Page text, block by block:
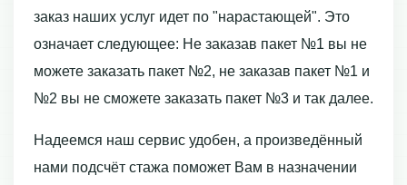
заказ наших услуг идет по "нарастающей". Это
означает следующее: Не заказав пакет №1 вы не
можете заказать пакет №2, не заказав пакет №1 и
№2 вы не сможете заказать пакет №3 и так далее.
Надеемся наш сервис удобен, а произведённый
нами подсчёт стажа поможет Вам в назначении